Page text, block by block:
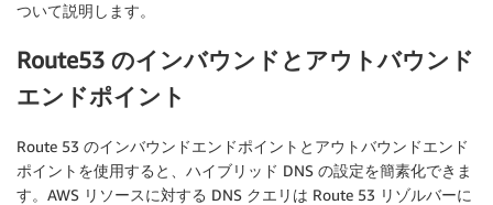
ついて説明します。
Route53 のインバウンドとアウトバウンド
エンドポイント
Route 53 のインバウンドエンドポイントとアウトバウンドエンド
ポイントを使用すると、ハイブリッド DNS の設定を簡素化できま
す。AWS リソースに対する DNS クエリは Route 53 リゾルバーに